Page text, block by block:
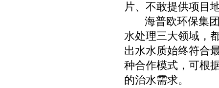
片、不敢提供项目
海普欧环保集团
水处理三大领域，
出水水质始终符合
种合作模式，可根
的治水需求。